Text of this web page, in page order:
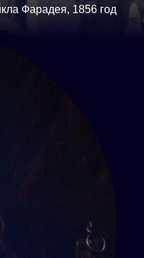
Фарадея, 1856 год